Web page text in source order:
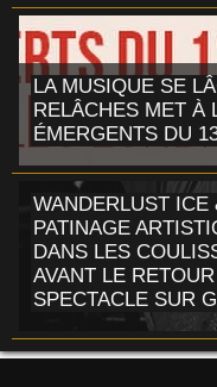
LA MUSIQUE SE
RELÂCHES MET À
ÉMERGENTS DU
WANDERLUST
PATINAGE
DANS LES
AVANT LE
SPECTACLE SUR